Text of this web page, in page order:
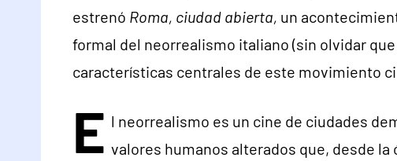
estrenó Roma, ciudad abierta, un
formal del neorrealismo italiano (sin olvidar que
características centrales de este movimiento
E l neorrealismo es un cine de ciudades
valores humanos alterados que, desde